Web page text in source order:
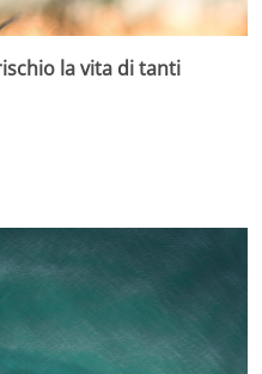
la vita di tanti